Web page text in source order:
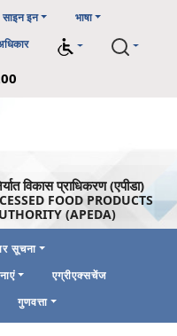
साइन इन
भाषा
विकास प्राधिकरण (एपीडा)
FOOD PRODUCTS
(APEDA)
सूचना
एग्रीएक्सचेंज
गुणवत्ता